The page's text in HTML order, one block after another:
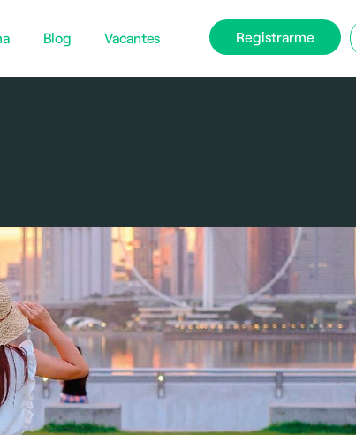
Blog Vacantes Registrarme